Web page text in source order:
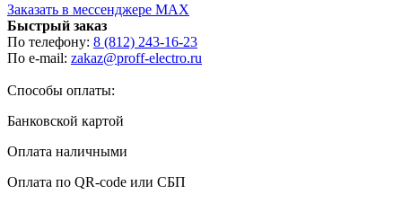
Заказать в мессенджере MAX
Быстрый заказ
По телефону: 8 (812) 243-16-23
По e-mail: zakaz@proff-electro.ru
Способы оплаты:
Банковской картой
Оплата наличными
Оплата по QR-code или СБП